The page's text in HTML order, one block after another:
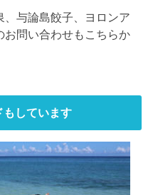
与論島餃子、ヨロンア
お問い合わせもこちらか
もしています